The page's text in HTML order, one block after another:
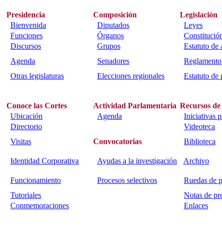
Presidencia Composición
Legislación
Bienvenida
Diputados
Leyes
Funciones
Órganos
Discursos
Grupos
Estatuto de
Agenda
Senadores
Reglamento
Otras legislaturas
Elecciones regionales Estatuto de
Conoce las Cortes Actividad Parlamentaria Recursos
Ubicación
Agenda
Iniciativas
Directorio
Videoteca
Visitas
Convocatorias Biblioteca
Identidad Corporativa Ayudas a la investigación Archivo
Funcionamiento Procesos selectivos
Ruedas de
Tutoriales
Notas de
Conmemoraciones
Enlaces